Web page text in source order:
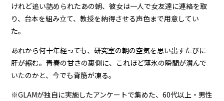
けれど追い詰められたあの朝、彼女は一人で女友達に連絡を取
り、台本を組み立て、教授を納得させる声色まで用意してい
た。
あれから何十年経っても、研究室の朝の空気を思い出すたびに
肝が縮む。青春の甘さの裏側に、これほど薄氷の瞬間が潜んで
いたのかと、今でも背筋が凍る。
※GLAMが独自に実施したアンケートで集めた、60代以上・男性